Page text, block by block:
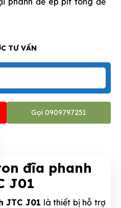
TƯ VẤN
Gọi 0909797251
đĩa phanh
J01
JTC J01 là thiết bị hỗ trợ